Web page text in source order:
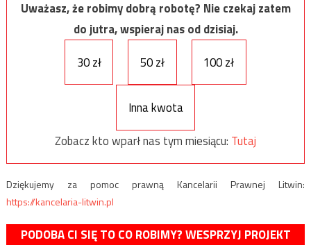
Uważasz, że robimy dobrą robotę? Nie czekaj zatem
do jutra, wspieraj nas od dzisiaj.
30 zł
50 zł 100 zł
Inna kwota
Zobacz kto wparł nas tym miesiącu: Tutaj
Dziękujemy za pomoc prawną Kancelarii Prawnej Litwin:
https://kancelaria-litwin.pl
PODOBA CI SIĘ TO CO ROBIMY? WESPRZYJ PROJEKT